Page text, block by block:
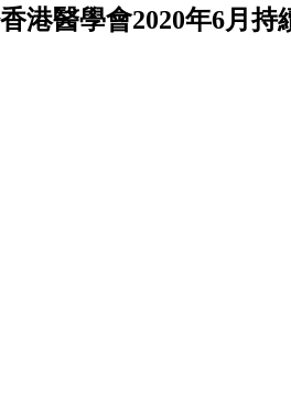
港醫學會2020年6月